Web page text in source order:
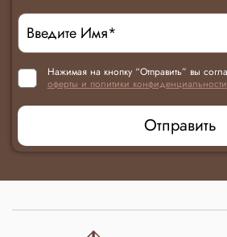
Нажимая на кнопку “Отправить” вы
оферты и политики конфиденциальности
Отправить